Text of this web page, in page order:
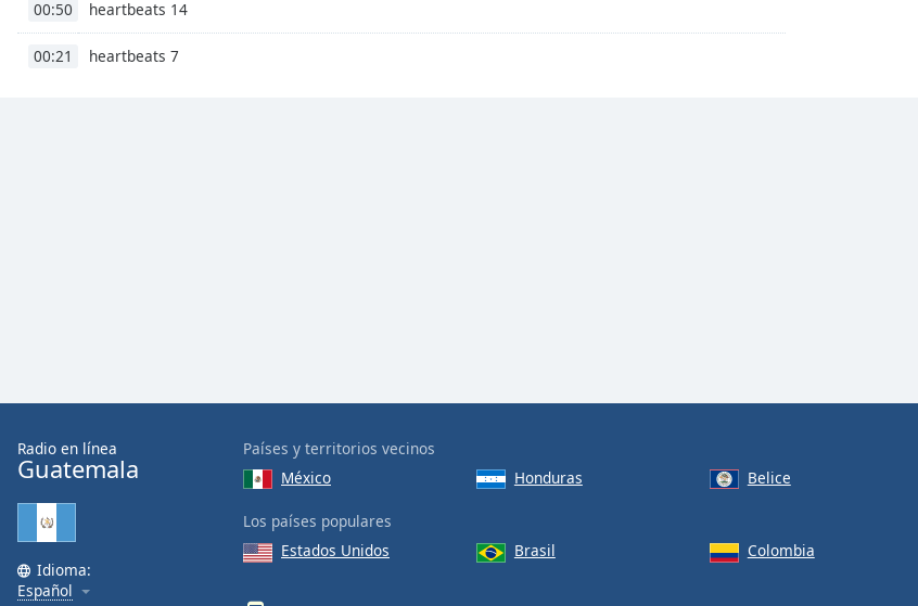
Reset
00:50 heartbeats 14
00:21 heartbeats 7
Radio en línea
Guatemala
Idioma:
Español
Países y territorios vecinos
México
Honduras Belice
Los países populares
Estados Unidos
Brasil Colombia